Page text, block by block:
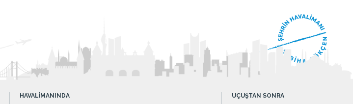
HAVALİMANINDA
UÇUŞTAN SONRA